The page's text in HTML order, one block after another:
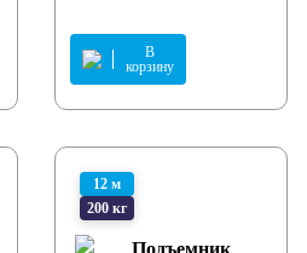
В
корзину
12 м
200 кг